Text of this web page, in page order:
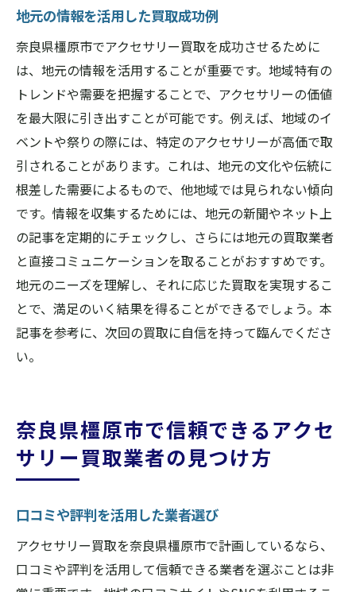
地元の情報を活用した買取成功例
奈良県橿原市でアクセサリー買取を成功させるために
は、地元の情報を活用することが重要です。地域特有の
トレンドや需要を把握することで、アクセサリーの価値
を最大限に引き出すことが可能です。例えば、地域のイ
ベントや祭りの際には、特定のアクセサリーが高価で取
引されることがあります。これは、地元の文化や伝統に
根差した需要によるもので、他地域では見られない傾向
です。情報を収集するためには、地元の新聞やネット上
の記事を定期的にチェックし、さらには地元の買取業者
と直接コミュニケーションを取ることがおすすめです。
地元のニーズを理解し、それに応じた買取を実現するこ
とで、満足のいく結果を得ることができるでしょう。本
記事を参考に、次回の買取に自信を持って臨んでくださ
い。
奈良県橿原市で信頼できるアクセ
サリー買取業者の見つけ方
口コミや評判を活用した業者選び
アクセサリー買取を奈良県橿原市で計画しているなら、
口コミや評判を活用して信頼できる業者を選ぶことは非